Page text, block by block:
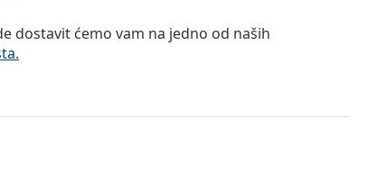
dostavit ćemo vam na jedno od naših